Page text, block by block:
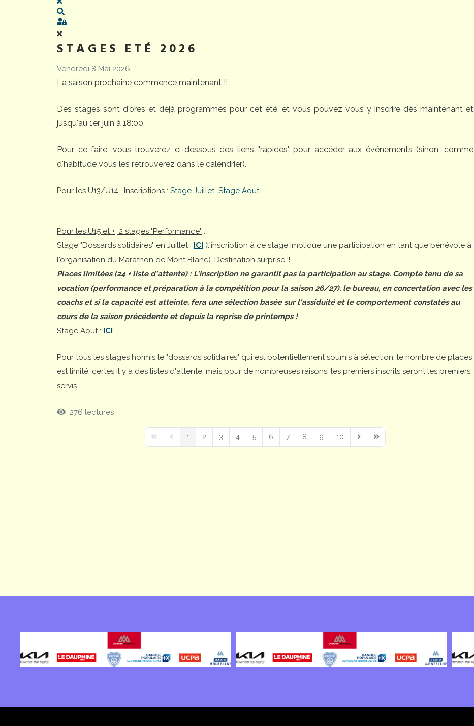
Sign In
STAGES ETÉ 2026
Vendredi 8 Mai 2026
La saison prochaine commence maintenant !!
Des stages sont d'ores et déjà programmés pour cet été, et vous pouvez vous y inscrire dès maintenant et
jusqu'au 1er juin à 18:00.
Pour ce faire, vous trouverez ci-dessous des liens "rapides" pour accéder aux événements (sinon, comme
d'habitude vous les retrouverez dans le calendrier).
Pour les U13/U14 , Inscriptions : Stage Juillet Stage Aout
Pour les U15 et +, 2 stages "Performance" :
Stage "Dossards solidaires" en Juillet : ICI (l'inscription à ce stage implique une participation en tant que bénévole à
l'organisation du Marathon de Mont Blanc). Destination surprise !!
Places limitées (24 + liste d'attente): L'inscription ne garantit pas la participation au stage. Compte tenu de sa
vocation (performance et préparation à la compétition pour la saison 26/27), le bureau, en concertation avec les
coachs et si la capacité est atteinte, fera une sélection basée sur l'assiduité et le comportement constatés au
cours de la saison précédente et depuis la reprise de printemps !
Stage Aout : ICI
Pour tous les stages hormis le "dossards solidaires" qui est potentiellement soumis à sélection, le nombre de places
est limité; certes il y a des listes d'attente, mais pour de nombreuses raisons, les premiers inscrits seront les premiers
servis.
276 lectures
First PagePrevious Page
1 2 3 4 5 6 7 8 9 10
Next PageLast Page